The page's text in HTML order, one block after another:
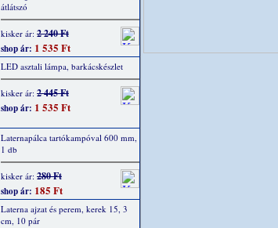
átlátszó
kisker ár: 2 240 Ft
shop ár: 1 535 Ft
LED asztali lámpa, barkácskészlet
kisker ár: 2 445 Ft
shop ár: 1 535 Ft
Laternapálca tartókampóval 600 mm,
1 db
kisker ár: 280 Ft
shop ár: 185 Ft
Laterna ajzat és perem, kerek 15, 3
cm, 10 pár